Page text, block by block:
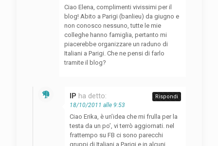
Ciao Elena, complimenti vivissimi per il
blog! Abito a Parigi (banlieu) da giugno e
non conosco nessuno, tutte le mie
colleghe hanno famiglia, pertanto mi
piacerebbe organizzare un raduno di
Italiani a Parigi. Che ne pensi di farlo
tramite il blog?
IP ha detto:
18/10/2011 alle 9:53
Ciao Erika, è un’idea che mi frulla per la
testa da un po’, vi terrò aggiornati. nel
frattempo su FB ci sono parecchi
gruppi di Italiani a Parigi e in alcuni
Rispondi